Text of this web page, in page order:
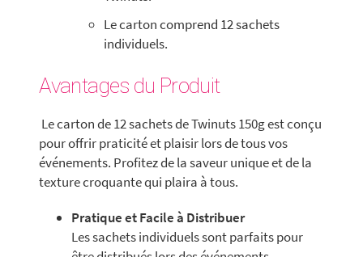
Le carton comprend 12 sachets
individuels.
Avantages du Produit
Le carton de 12 sachets de Twinuts 150g est conçu
pour offrir praticité et plaisir lors de tous vos
événements. Profitez de la saveur unique et de la
texture croquante qui plaira à tous.
Pratique et Facile à Distribuer
Les sachets individuels sont parfaits pour